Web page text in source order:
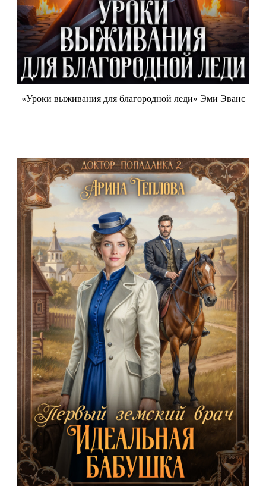
«Уроки выживания для благородной леди» Эми Эванс